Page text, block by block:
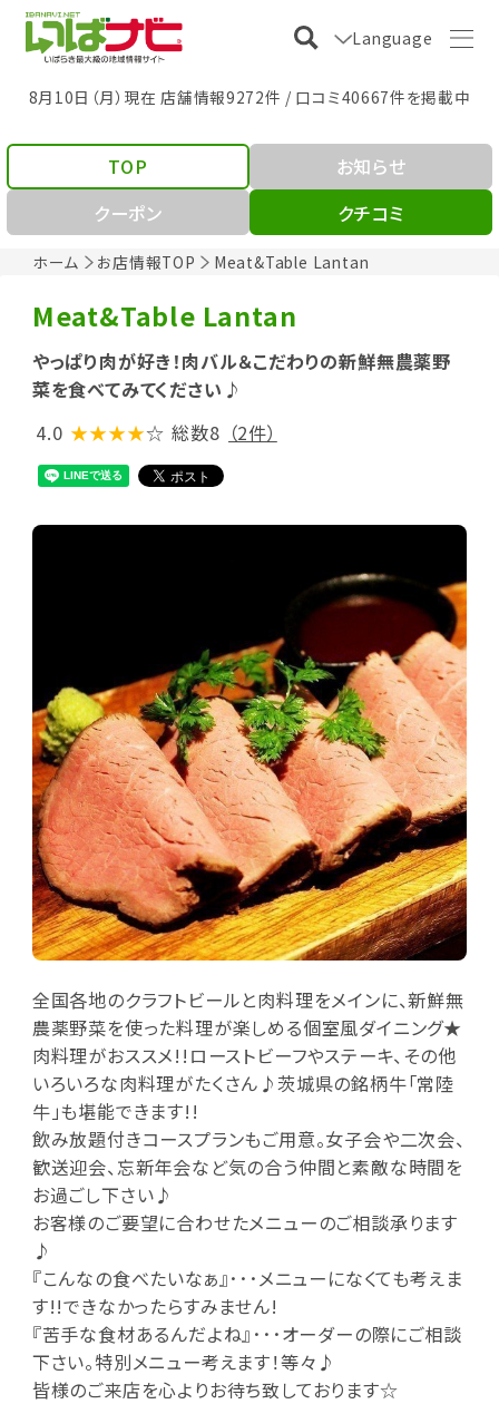
Language
8月10日（月）現在 店舗情報9272件 / 口コミ40667件を掲載中
ホーム お店情報TOP Meat&Table Lantan
TOP
お知らせ
クーポン
クチコミ
Meat&Table Lantan
やっぱり肉が好き！肉バル＆こだわりの新鮮無農薬野
菜を食べてみてください♪
4.0 ★★★★☆ 総数8 （2件）
全国各地のクラフトビールと肉料理をメインに、新鮮無
農薬野菜を使った料理が楽しめる個室風ダイニング★
肉料理がおススメ!!ローストビーフやステーキ、その他
いろいろな肉料理がたくさん♪茨城県の銘柄牛「常陸
牛」も堪能できます!!
飲み放題付きコースプランもご用意。女子会や二次会、
歓送迎会、忘新年会など気の合う仲間と素敵な時間を
お過ごし下さい♪
お客様のご要望に合わせたメニューのご相談承ります
♪
『こんなの食べたいなぁ』･･･メニューになくても考えま
す!!できなかったらすみません!
『苦手な食材あるんだよね』･･･オーダーの際にご相談
下さい。特別メニュー考えます！等々♪
皆様のご来店を心よりお待ち致しております☆